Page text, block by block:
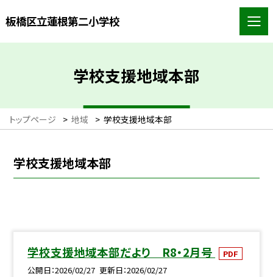
板橋区立蓮根第二小学校
学校支援地域本部
トップページ > 地域 > 学校支援地域本部
学校支援地域本部
学校支援地域本部だより R8・2月号
PDF
公開日 2026/02/27 更新日 2026/02/27